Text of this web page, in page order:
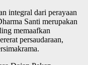
integral dari perayaan
Santi merupakan
memaafkan
persaudaraan,